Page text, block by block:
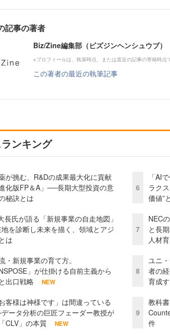
記事の著者
Biz/Zine編集部（ビズジンヘンシュウブ）
※プロフィールは、執筆時点、または直近の記事の寄稿時点
この著者の最近の執筆記事
ンキング
が挑む、R&Dの成果最大化に貢献
化版FP＆A」──長期大型投資の意
秘訣とは
長氏が語る「新規事業の自走地図」
を診断し未来を描く、領域とアジ
は
・新規事業の育て方。
」が仕掛ける自前主義から
出口戦略
NEW
客様は神様です」は間違っている
ータ分析の巨匠フェーダー教授が
CLV」の本質
NEW
6
「AI
ラク
価値”
7
NEC
と長
人材
8
ユニ
者の
育成
9
教科
件